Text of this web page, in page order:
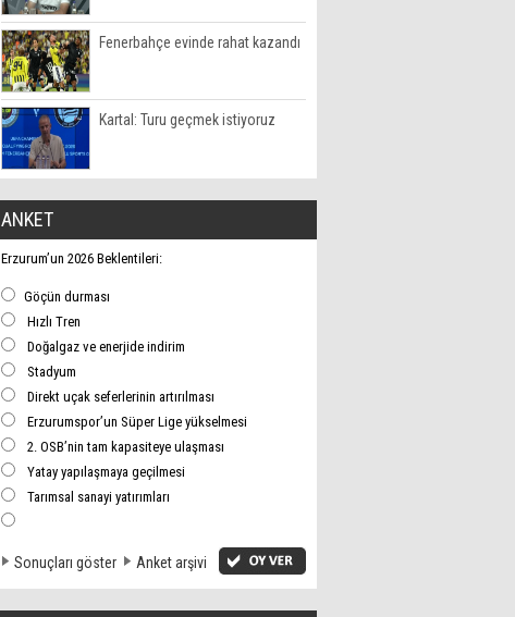
Fenerbahçe evinde rahat kazandı
Kartal: Turu geçmek istiyoruz
ANKET
Erzurum’un 2026 Beklentileri:
Göçün durması
Hızlı Tren
Doğalgaz ve enerjide indirim
Stadyum
Direkt uçak seferlerinin artırılması
Erzurumspor’un Süper Lige yükselmesi
2. OSB’nin tam kapasiteye ulaşması
Yatay yapılaşmaya geçilmesi
Tarımsal sanayi yatırımları
Sonuçları göster Anket arşivi